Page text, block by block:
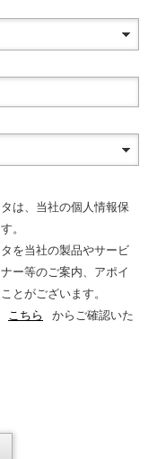
は、当社の個人情報保
。
を当社の製品やサービ
ー等のご案内、アポイ
とがございます。
こちら
からご確認いた